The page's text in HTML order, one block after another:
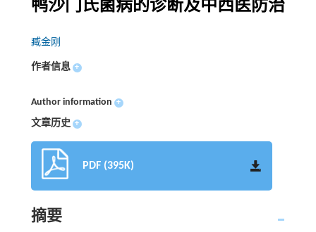
鸭沙门氏菌病的诊断及中西医防治
臧金刚
作者信息 +
Author information +
文章历史 +
PDF (395K)
摘要